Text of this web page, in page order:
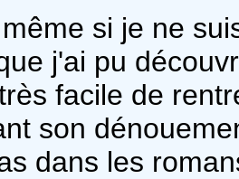
si je ne
j'ai pu
facile de
son
dans les